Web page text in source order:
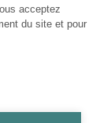
acceptez
du site et pour